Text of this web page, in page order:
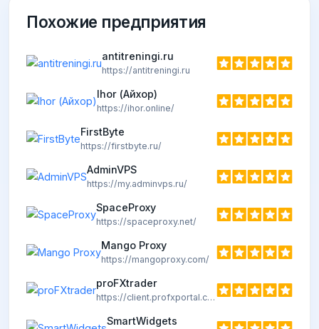
Похожие предприятия
antitreningi.ru
https://antitreningi.ru
Ihor (Айхор)
https://ihor.online/
FirstByte
https://firstbyte.ru/
AdminVPS
https://my.adminvps.ru/
SpaceProxy
https://spaceproxy.net/
Mango Proxy
https://mangoproxy.com/
proFXtrader
https://client.profxportal.com/
SmartWidgets